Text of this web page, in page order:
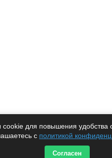
для повышения удобства
с политикой
Согласен